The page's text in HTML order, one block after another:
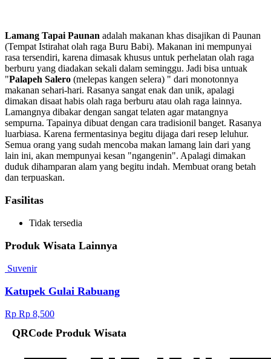
Lamang Tapai Paunan adalah makanan khas disajikan di Paunan
(Tempat Istirahat olah raga Buru Babi). Makanan ini mempunyai
rasa tersendiri, karena dimasak khusus untuk perhelatan olah raga
berburu yang diadakan sekali dalam seminggu. Jadi bisa untuak
"Palapeh Salero (melepas kangen selera) " dari monotonnya
makanan sehari-hari. Rasanya sangat enak dan unik, apalagi
dimakan disaat habis olah raga berburu atau olah raga lainnya.
Lamangnya dibakar dengan sangat telaten agar matangnya
sempurna. Tapainya dibuat dengan cara tradisionil banget. Rasanya
luarbiasa. Karena fermentasinya begitu dijaga dari resep leluhur.
Semua orang yang sudah mencoba makan lamang lain dari yang
lain ini, akan mempunyai kesan "ngangenin". Apalagi dimakan
duduk dihamparan alam yang begitu indah. Membuat orang betah
dan terpuaskan.
Fasilitas
Tidak tersedia
Produk Wisata Lainnya
Suvenir
Katupek Gulai Rabuang
Rp Rp 8,500
QRCode Produk Wisata